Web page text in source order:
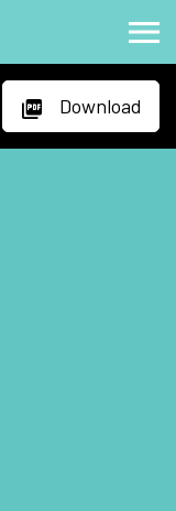
Download